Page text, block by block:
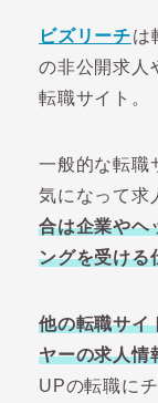
ビズリーチは
の非公開求人
転職サイト。
一般的な転職
気になって求
合は企業やヘ
ングを受ける
他の転職サイ
ヤーの求人情
UPの転職に